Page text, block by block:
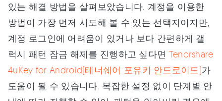
있는 해결 방법을 살펴보았습니다. 계정을 이용한
방법이 가장 먼저 시도해 볼 수 있는 선택지이지만,
계정 로그인에 어려움이 있거나 보다 간편하게 갤
럭시 패턴 잠금 해제를 진행하고 싶다면 Tenorshare
4uKey for Android(테너쉐어 포유키 안드로이드)가
도움이 될 수 있습니다. 복잡한 설정 없이 단계별 안